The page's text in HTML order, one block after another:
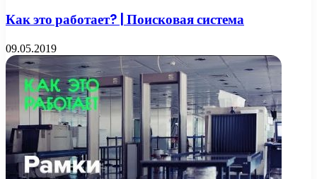
Как это работает? | Поисковая система
09.05.2019